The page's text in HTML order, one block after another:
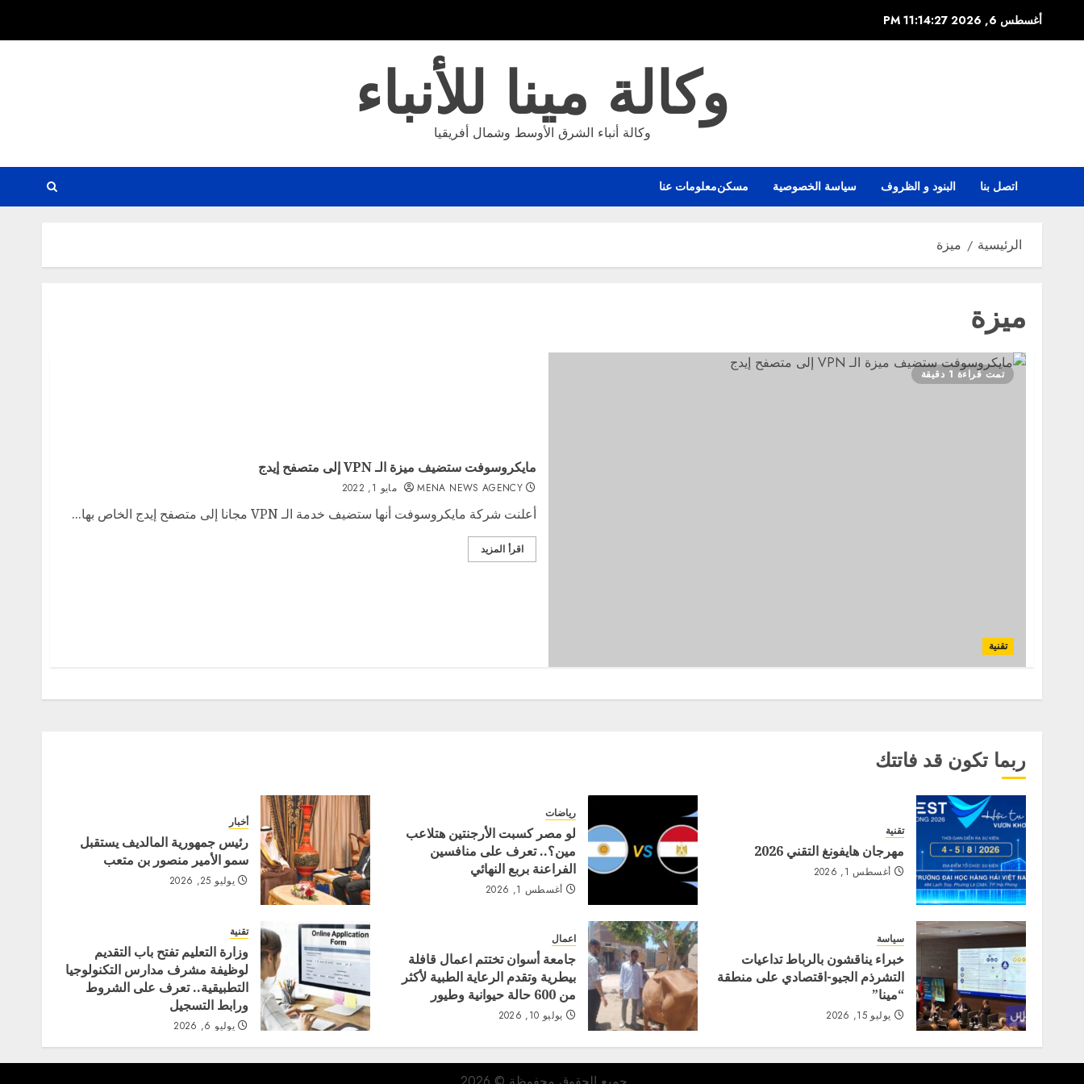
أغسطس 6, 2026 11:14:27 PM
وكالة مينا للأنباء
وكالة أنباء الشرق الأوسط وشمال أفريقيا
اتصل بنا البنود و الظروف سياسة الخصوصية مسكنمعلومات عنا
الرئيسية ميزة
ميزة
تمت قراءة 1 دقيقة
تقنية
مايكروسوفت ستضيف ميزة الـ VPN إلى متصفح إيدج
MENA NEWS AGENCY مايو 1, 2022
أعلنت شركة مايكروسوفت أنها ستضيف خدمة الـ VPN مجانا إلى متصفح إيدج الخاص بها...
اقرأ المزيد
ربما تكون قد فاتتك
تقنية
مهرجان هايفونغ التقني 2026
أغسطس 1, 2026
رياضات
لو مصر كسبت الأرجنتين هتلاعب
مين؟.. تعرف على منافسين
الفراعنة بربع النهائي
أغسطس 1, 2026
أخبار
رئيس جمهورية المالديف يستقبل
سمو الأمير منصور بن متعب
يوليو 25, 2026
سياسة
خبراء يناقشون بالرباط تداعيات
التشرذم الجيو-اقتصادي على منطقة
“مينا”
يوليو 15, 2026
اعمال
جامعة أسوان تختتم اعمال قافلة
بيطرية وتقدم الرعاية الطبية لأكثر
من 600 حالة حيوانية وطيور
يوليو 10, 2026
تقنية
وزارة التعليم تفتح باب التقديم
لوظيفة مشرف مدارس التكنولوجيا
التطبيقية.. تعرف على الشروط
ورابط التسجيل
يوليو 6, 2026